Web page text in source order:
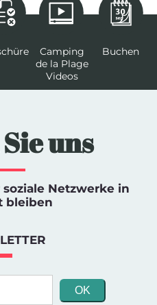
Camping
de la Plage
Videos
Buchen
uns
soziale Netzwerke in
bleiben